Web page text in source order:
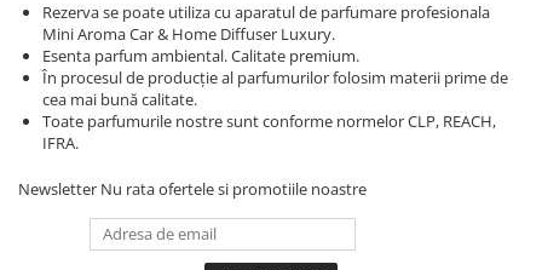
Rezerva se poate utiliza cu aparatul de parfumare profesionala
Mini Aroma Car & Home Diffuser Luxury.
Esenta parfum ambiental. Calitate premium.
În procesul de producție al parfumurilor folosim materii prime de
cea mai bună calitate.
Toate parfumurile nostre sunt conforme normelor CLP, REACH,
IFRA.
Newsletter Nu rata ofertele si promotiile noastre